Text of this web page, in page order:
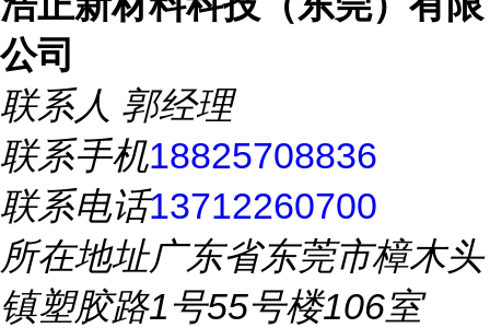
公司
联系人 郭经理
联系手机18825708836
联系电话13712260700
所在地址广东省东莞市樟木头
镇塑胶路1号55号楼106室